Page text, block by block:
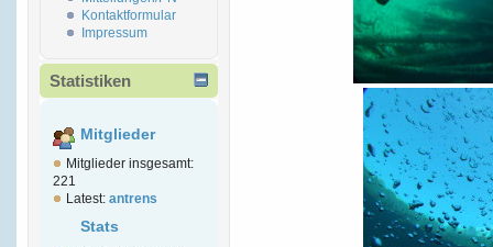
Kontaktformular
Impressum
Statistiken
Mitglieder
Mitglieder insgesamt:
221
Latest: antrens
Stats